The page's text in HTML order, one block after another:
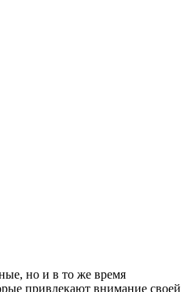
но и в то же время
привлекают внимание своей